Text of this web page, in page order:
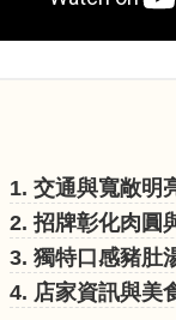
1. 交通與寬敞明
2. 招牌彰化肉圓
3. 獨特口感豬肚
4. 店家資訊與美